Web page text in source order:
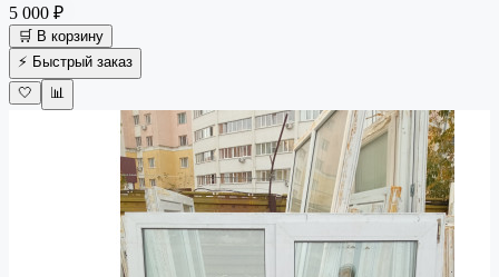
5 000 ₽
🛒 В корзину
⚡ Быстрый заказ
🤍
📊